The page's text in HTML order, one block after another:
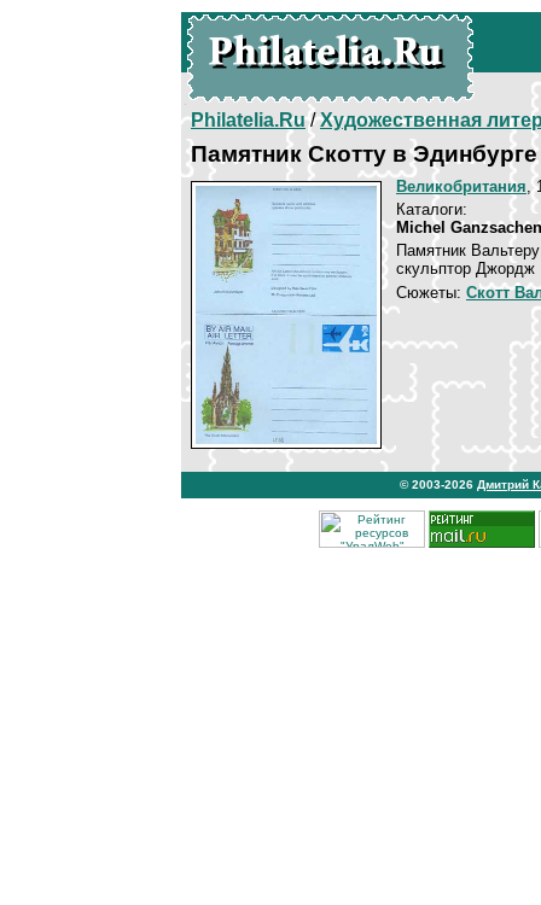
Philatelia.Ru/Художественная
Памятник Скотту в Эдинбурге
Великобритания,
Каталоги:
Michel
Памятник
скульптор
Сюжеты: Скотт
© 2003-2026 Дмитрий